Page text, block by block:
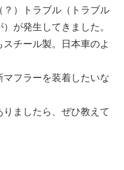
）トラブル（トラブル
が発生してきました。
チール製。日本車のよ
マフラーを装着したいな
ましたら、ぜひ教えて